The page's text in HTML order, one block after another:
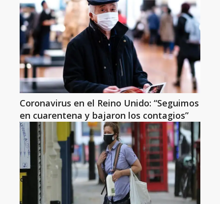
Coronavirus en el Reino Unido: “Seguimos
en cuarentena y bajaron los contagios”